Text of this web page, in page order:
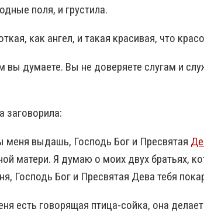
поля, и грустила.
как ангел, и такая красивая, что
думаете. Вы не доверяете слугам и
заговорила:
меня выдашь, Господь Бог и Пресвятая
матери. Я думаю о моих двух братьях,
Господь Бог и Пресвятая Дева тебя
есть говорящая птица-сойка, она